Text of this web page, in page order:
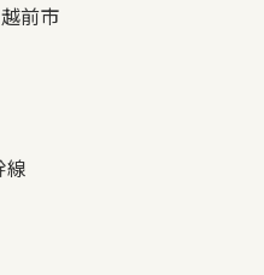
越前市
線